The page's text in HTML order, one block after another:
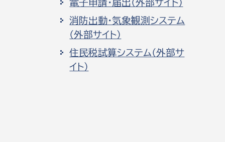
電子申請・届出（外部サイト）
消防出動・気象観測システム
（外部サイト）
住民税試算システム（外部サ
イト）